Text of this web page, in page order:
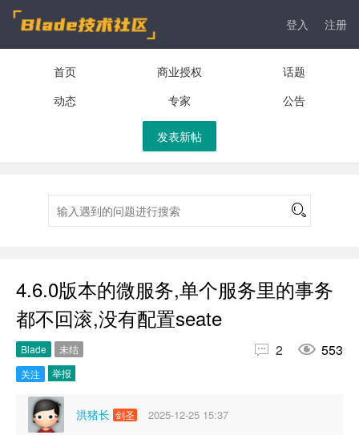
登入 注册
首页 商业授权
话题
动态
专家 公告
发表新帖
4.6.0版本的微服务,单个服务里的事务
都不回滚,没有配置seate
Blade
未结
关注
举报
 2  553
洪猪长 剑圣 2025-12-25 15:37